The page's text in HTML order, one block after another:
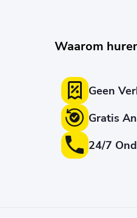
Waarom
Geen
Gratis
24/7